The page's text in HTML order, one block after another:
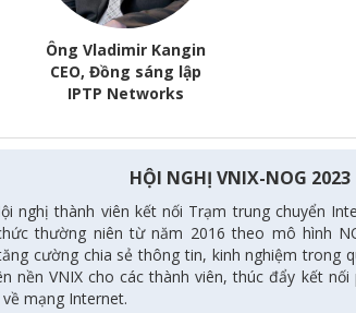
Ông Vladimir Kangin
CEO, Đồng sáng lập
IPTP Networks
HỘI NGHỊ VNIX-NOG 2023
nghị thành viên kết nối Trạm trung chuyển
thường niên từ năm 2016 theo mô hình
cường chia sẻ thông tin, kinh nghiệm trong
nền VNIX cho các thành viên, thúc đẩy kết
mạng Internet.